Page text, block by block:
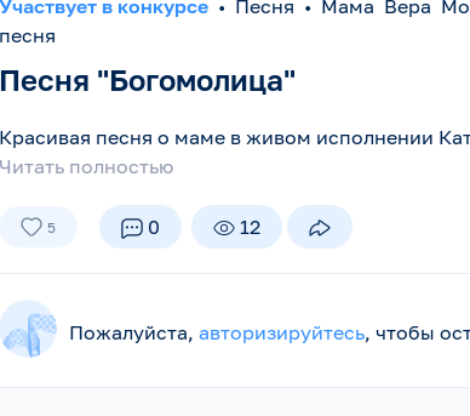
Участвует в конкурсе • Песня • Мама Вера
песня
Песня "Богомолица"
Красивая песня о маме в живом исполнении
Читать полностью
5 0 12
Пожалуйста,авторизируйтесь, чтобы